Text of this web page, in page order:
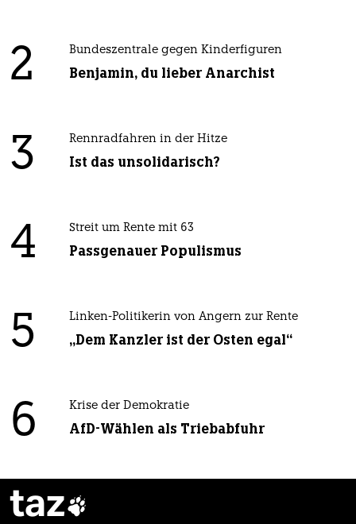
2 Bundeszentrale gegen Kinderfiguren
Benjamin, du lieber Anarchist
3 Rennradfahren in der Hitze
Ist das unsolidarisch?
4 Streit um Rente mit 63
Passgenauer Populismus
5 Linken-Politikerin von Angern zur Rente
„Dem Kanzler ist der Osten egal“
6 Krise der Demokratie
AfD-Wählen als Triebabfuhr
taz